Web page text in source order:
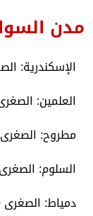
​مدن
​الإسكندرية: الصغرى 20
​العلمين: الصغرى 18 والعظمى
​مطروح: الصغرى 19 والعظمى 25.
​السلوم: الصغرى 19 والعظمى 27.
​دمياط: الصغرى 20 والعظمى 28.